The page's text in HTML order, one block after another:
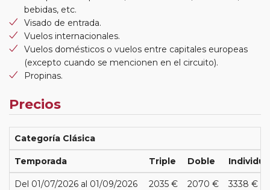
bebidas, etc.
Visado de entrada.
Vuelos internacionales.
Vuelos domésticos o vuelos entre capitales europeas
(excepto cuando se mencionen en el circuito).
Propinas.
Precios
Categoría Clásica
Temporada Triple Doble
Del 01/07/2026 al 01/09/2026 2035 € 2070 € 3338 €